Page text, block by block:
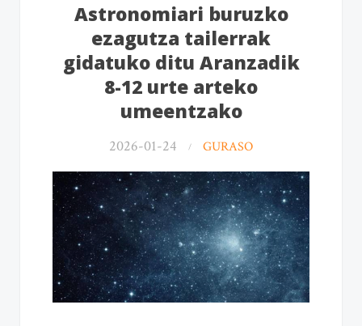
Astronomiari buruzko
ezagutza tailerrak
gidatuko ditu Aranzadik
8-12 urte arteko
umeentzako
2026-01-24 GURASO